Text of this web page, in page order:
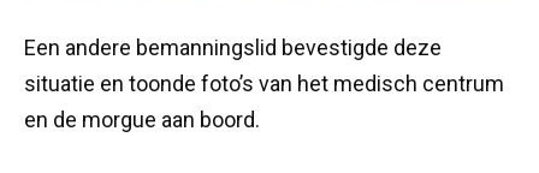
Een andere bemanningslid bevestigde deze
situatie en toonde foto’s van het medisch centrum
en de morgue aan boord.